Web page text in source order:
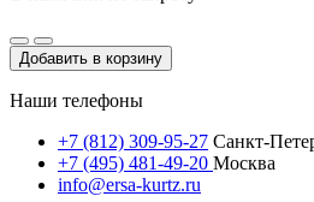
Добавить в корзину
Наши телефоны
+7 (812) 309-95-27 Санкт-
+7 (495) 481-49-20 Москва
info@ersa-kurtz.ru